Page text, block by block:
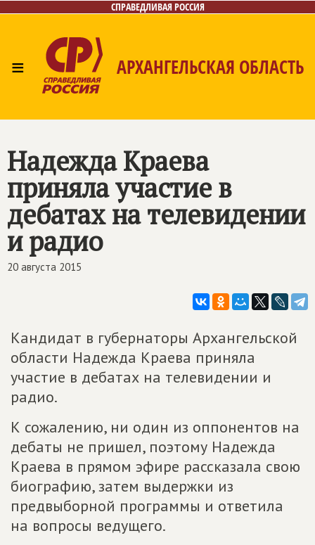
СПРАВЕДЛИВАЯ РОССИЯ
≡ АРХАНГЕЛЬСКАЯ ОБЛАСТЬ
Контакты
Надежда Краева
приняла участие в
дебатах на телевидении
и радио
20 августа 2015
Кандидат в губернаторы Архангельской
области Надежда Краева приняла
участие в дебатах на телевидении и
радио.
К сожалению, ни один из оппонентов на
дебаты не пришел, поэтому Надежда
Краева в прямом эфире рассказала свою
биографию, затем выдержки из
предвыборной программы и ответила
на вопросы ведущего.